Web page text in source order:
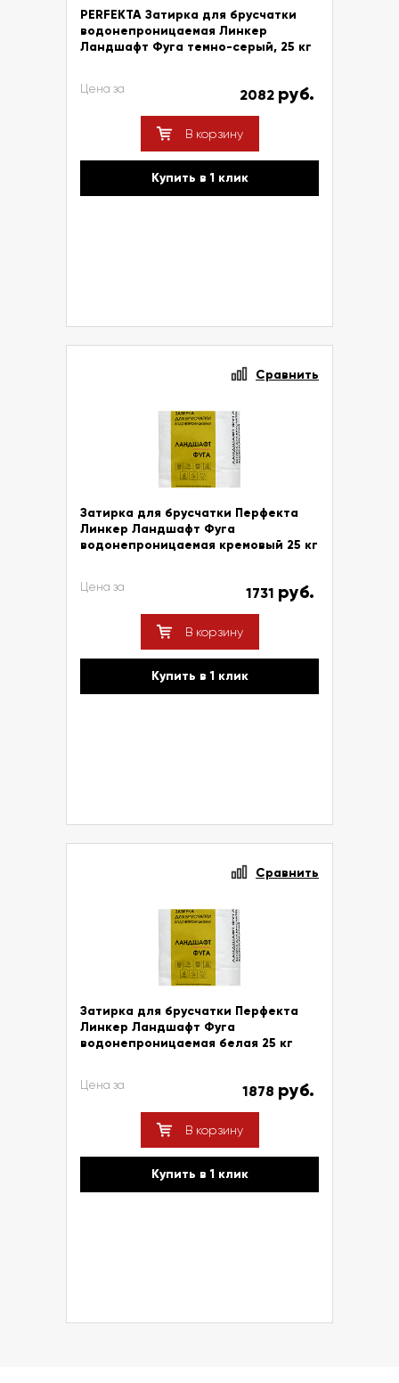
PERFEKTA Затирка для брусчатки
водонепроницаемая Линкер
Ландшафт Фуга темно-серый, 25 кг
Цена за 2082 руб.
В корзину
Купить в 1 клик
Сравнить
Затирка для брусчатки Перфекта
Линкер Ландшафт Фуга
водонепроницаемая кремовый 25 кг
Цена за 1731 руб.
В корзину
Купить в 1 клик
Сравнить
Затирка для брусчатки Перфекта
Линкер Ландшафт Фуга
водонепроницаемая белая 25 кг
Цена за 1878 руб.
В корзину
Купить в 1 клик